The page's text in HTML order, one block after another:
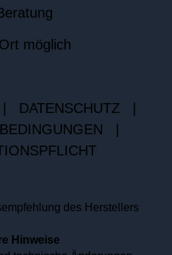
möglich
DATENSCHUTZ
des Herstellers
Hinweise